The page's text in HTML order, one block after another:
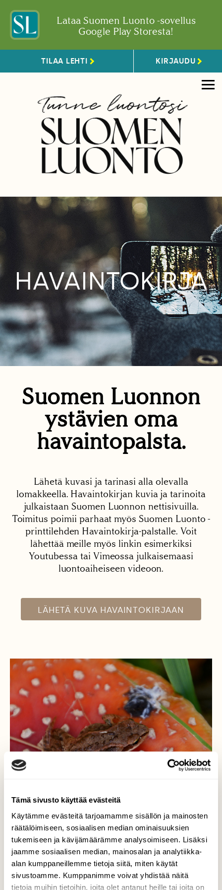
Tämä sivusto käyttää evästeitä
Käytämme evästeitä tarjoamamme sisällön ja mainosten
räätälöimiseen, sosiaalisen median ominaisuuksien
tukemiseen ja kävijämäärämme analysoimiseen. Lisäksi
jaamme sosiaalisen median, mainosalan ja analytiikka-
alan kumppaneillemme tietoja siitä, miten käytät
sivustoamme. Kumppanimme voivat yhdistää näitä
tietoja muihin tietoihin, joita olet antanut heille tai joita on
Lataa Suomen Luonto -sovellus
Google Play Storesta!
TILAA LEHTI KIRJAUDU
HAVAINTOKIRJA
Suomen Luonnon
ystävien oma
havaintopalsta.
Lähetä kuvasi ja tarinasi alla olevalla
lomakkeella. Havaintokirjan kuvia ja tarinoita
julkaistaan Suomen Luonnon nettisivuilla.
Toimitus poimii parhaat myös Suomen Luonto -
printtilehden Havaintokirja-palstalle. Voit
lähettää meille myös linkin esimerkiksi
Youtubessa tai Vimeossa julkaisemaasi
luontoaiheiseen videoon.
LÄHETÄ KUVA HAVAINTOKIRJAAN